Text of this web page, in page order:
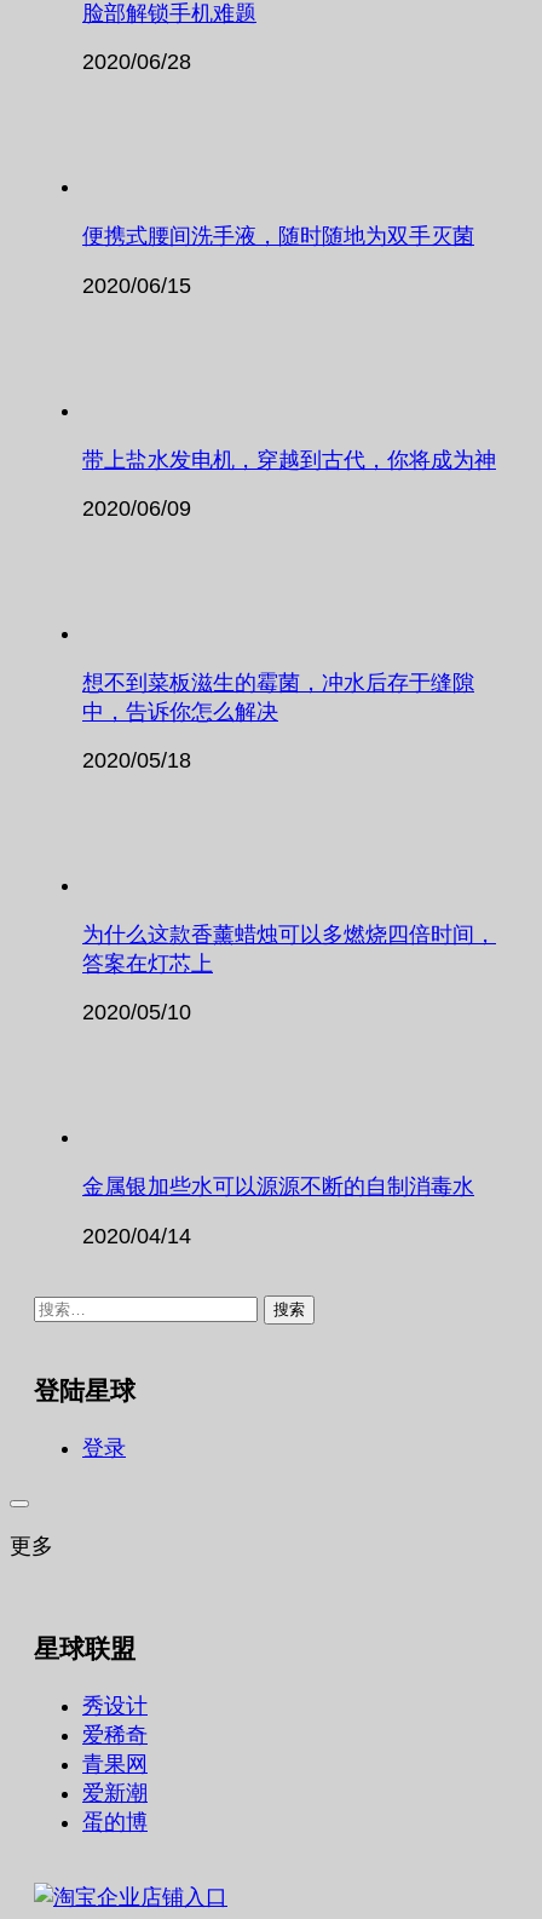
脸部解锁手机难题
2020/06/28
便携式腰间洗手液，随时随地为双手灭菌
2020/06/15
带上盐水发电机，穿越到古代，你将成为神
2020/06/09
想不到菜板滋生的霉菌，冲水后存于缝隙
中，告诉你怎么解决
2020/05/18
为什么这款香薰蜡烛可以多燃烧四倍时间，
答案在灯芯上
2020/05/10
金属银加些水可以源源不断的自制消毒水
2020/04/14
搜
登陆星球
登录
更多
星球联盟
秀设计
爱稀奇
青果网
爱新潮
蛋的博